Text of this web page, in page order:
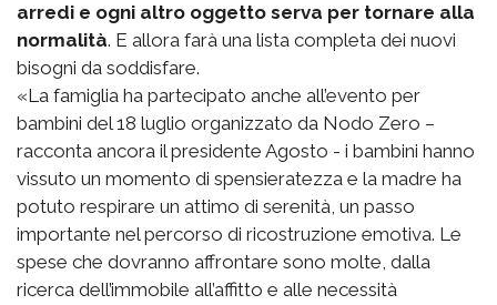
arredi e ogni altro oggetto serva per tornare alla
normalità. E allora farà una lista completa dei nuovi
bisogni da soddisfare.
«La famiglia ha partecipato anche all’evento per
bambini del 18 luglio organizzato da Nodo Zero –
racconta ancora il presidente Agosto - i bambini hanno
vissuto un momento di spensieratezza e la madre ha
potuto respirare un attimo di serenità, un passo
importante nel percorso di ricostruzione emotiva. Le
spese che dovranno affrontare sono molte, dalla
ricerca dell’immobile all’affitto e alle necessità